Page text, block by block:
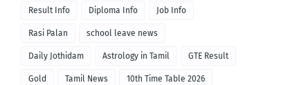
Result Info Diploma Info Job Info
Rasi Palan school leave news
Daily Jothidam Astrology in Tamil GTE Result
Gold Tamil News 10th Time Table 2026